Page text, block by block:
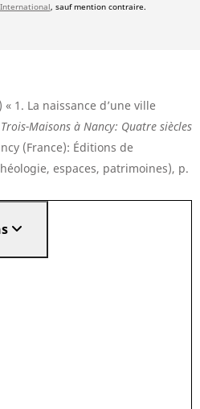
, sauf mention contraire.
1. La naissance d’une ville
Maisons à Nancy: Quatre siècles
(France): Éditions de
espaces, patrimoines), p.